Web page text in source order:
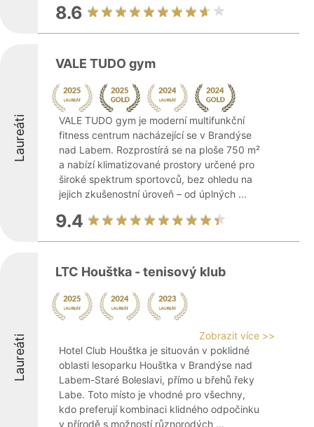
8.6
Laureáti
VALE TUDO gym
VALE TUDO gym je moderní multifunkční
fitness centrum nacházející se v Brandýse
nad Labem. Rozprostírá se na ploše 750 m²
a nabízí klimatizované prostory určené pro
široké spektrum sportovců, bez ohledu na
jejich zkušenostní úroveň – od úplných ...
9.4
Laureáti
LTC Houštka - tenisový klub
Zobrazit více >>
Hotel Club Houštka je situován v poklidné
oblasti lesoparku Houštka v Brandýse nad
Labem-Staré Boleslavi, přímo u břehů řeky
Labe. Toto místo je vhodné pro všechny,
kdo preferují kombinaci klidného odpočinku
v přírodě s možností různorodých ...